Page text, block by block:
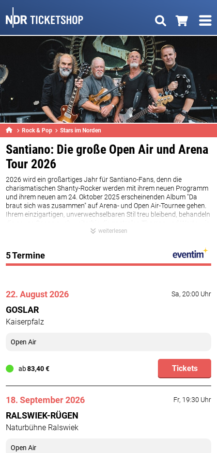
Rock & Pop Stars im Norden
Santiano: Die große Open Air und Arena
Tour 2026
2026 wird ein großartiges Jahr für Santiano-Fans, denn die
charismatischen Shanty-Rocker werden mit ihrem neuen Programm
und ihrem neuen am 24. Oktober 2025 erscheinenden Album "Da
braut sich was zusammen" auf Arena- und Open Air-Tournee gehen.
Ihrem einzigartigen, unverwechselbaren Stil treu bleibend, behandeln
Freiheit, Freundschaft, Zusammenhalt.
weiterlesen
5 Termine
22. August 2026 Sa, 20:00 Uhr
GOSLAR
Kaiserpfalz
Open Air
ab83,40 € Tickets
18. September 2026 Fr, 19:30 Uhr
RALSWIEK-RÜGEN
Naturbühne Ralswiek
Open Air